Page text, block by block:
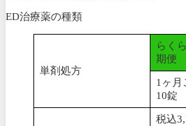
ED治療薬の種類
単剤処方
らく
期便
1ヶ月
10錠
税込